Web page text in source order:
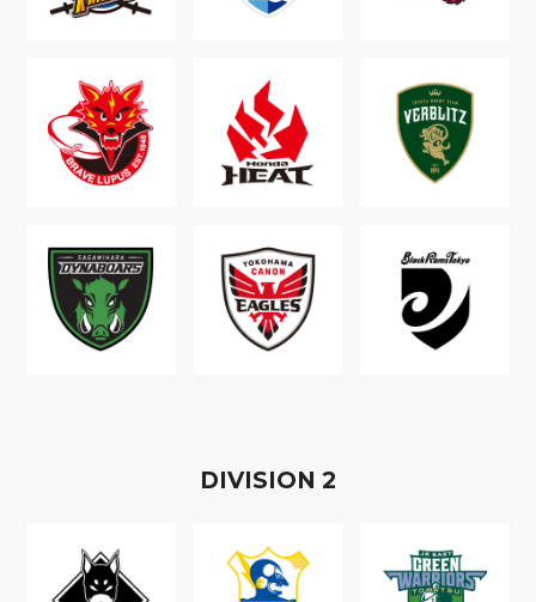
DIVISION 2